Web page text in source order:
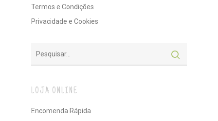
Termos e Condições
Privacidade e Cookies
LOJA ONLINE
Encomenda Rápida